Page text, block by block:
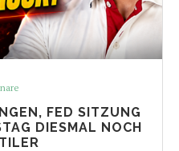
FED SITZUNG
DIESMAL NOCH